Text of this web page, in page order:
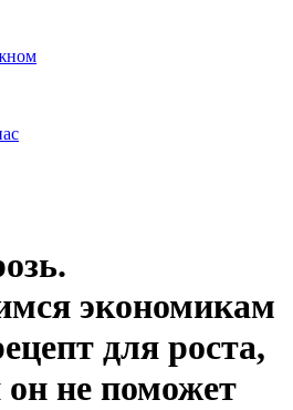
экономикам
для роста,
он не поможет